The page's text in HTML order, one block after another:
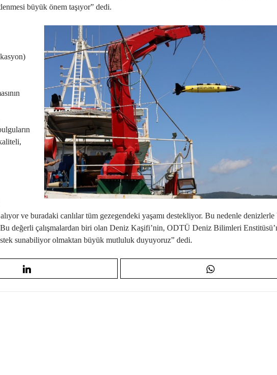
büyük önem taşıyor” dedi.
ve buradaki canlılar tüm gezegendeki yaşamı destekliyor. Bu nedenle
değerli çalışmalardan biri olan Deniz Kaşifi’nin, ODTÜ Deniz Bilimleri
sunabiliyor olmaktan büyük mutluluk duyuyoruz” dedi.